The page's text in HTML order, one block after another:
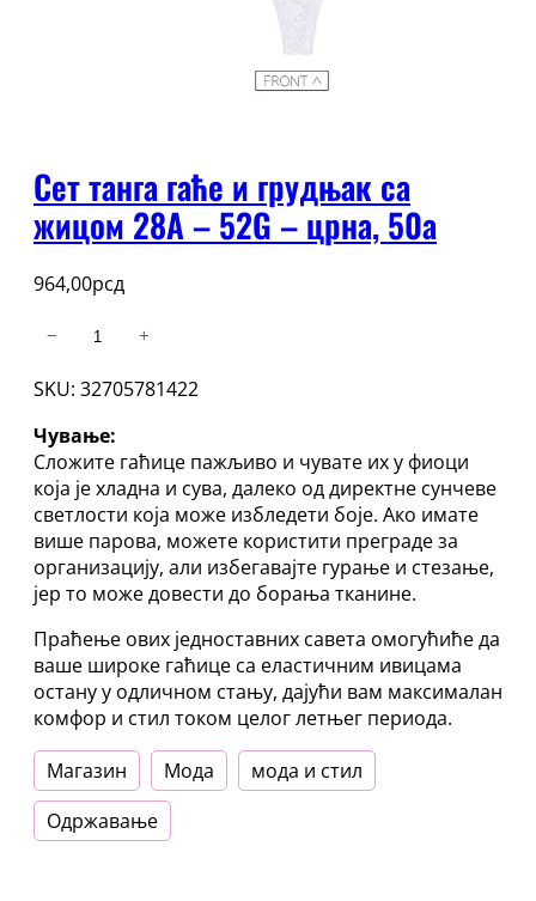
Сет танга гаће и грудњак са
жицом 28А – 52G – црна, 50a
964,00рсд
Сет
гаће
грудњак
са
жицом
28А
–
52G
количина
− +
SKU: 32705781422
Чување:
Сложите гаћице пажљиво и чувате их у фиоци
која је хладна и сува, далеко од директне сунчеве
светлости која може избледети боје. Ако имате
више парова, можете користити преграде за
организацију, али избегавајте гурање и стезање,
јер то може довести до борања тканине.
Праћење ових једноставних савета омогућиће да
ваше широке гаћице са еластичним ивицама
остану у одличном стању, дајући вам максималан
комфор и стил током целог летњег периода.
Магазин Мода
мода и стил
Одржавање